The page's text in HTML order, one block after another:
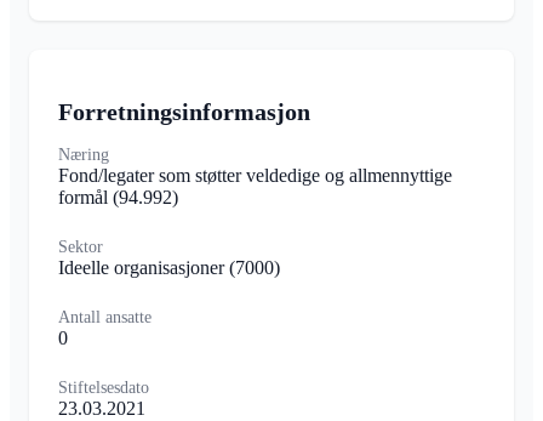
Forretningsinformasjon
Næring
Fond/legater som støtter veldedige og allmennyttige
formål (94.992)
Sektor
Ideelle organisasjoner(7000)
Antall ansatte
0
Stiftelsesdato
23.03.2021